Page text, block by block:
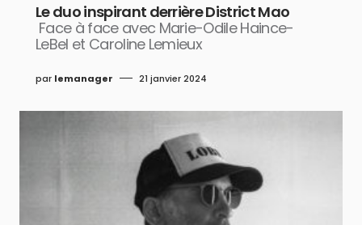
Le duo inspirant derrière District Mao
Face à face avec Marie-Odile Haince-
LeBel et Caroline Lemieux
par lemanager 21 janvier 2024